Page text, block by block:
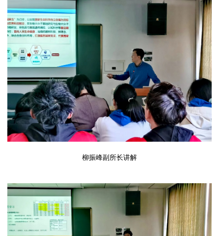
柳振峰副所长讲解